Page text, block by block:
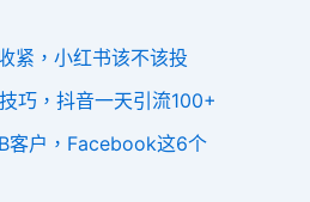
紧，小红书该不该投
巧，抖音一天引流100+
客户，Facebook这6个